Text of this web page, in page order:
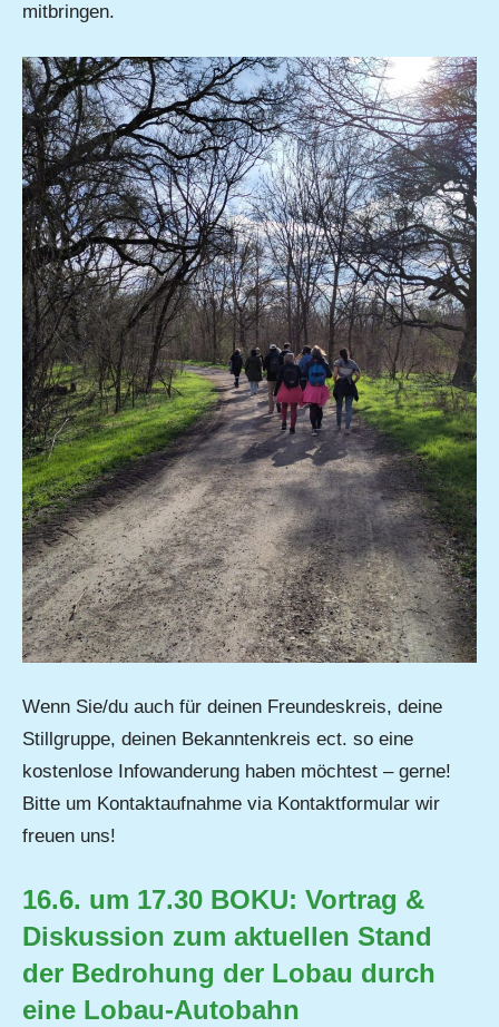
mitbringen.
Wenn Sie/du auch für deinen Freundeskreis, deine
Stillgruppe, deinen Bekanntenkreis ect. so eine
kostenlose Infowanderung haben möchtest – gerne!
Bitte um Kontaktaufnahme via Kontaktformular wir
freuen uns!
16.6. um 17.30 BOKU: Vortrag &
Diskussion zum aktuellen Stand
der Bedrohung der Lobau durch
eine Lobau-Autobahn